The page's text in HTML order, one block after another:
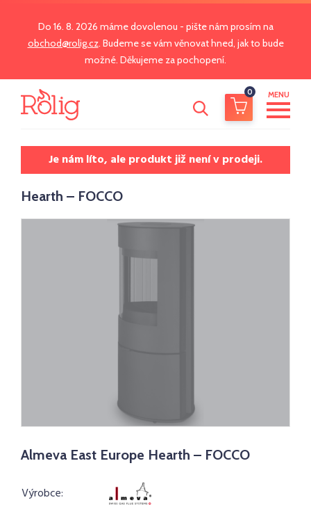
Do 16. 8. 2026 máme dovolenou - pište nám prosím na
obchod@rolig.cz. Budeme se vám věnovat hned, jak to bude
možné. Děkujeme za pochopení.
0 MENU
Je nám líto, ale produkt již není v prodeji.
Hearth – FOCCO
Almeva East Europe Hearth – FOCCO
Výrobce: